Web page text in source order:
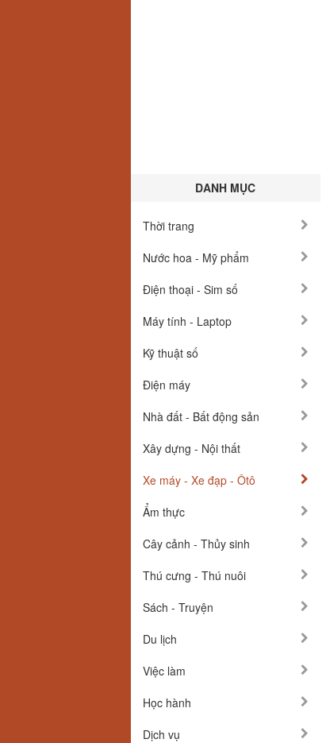
DANH MỤC
Thời trang
Nước hoa - Mỹ phẩm
Điện thoại - Sim số
Máy tính - Laptop
Kỹ thuật số
Điện máy
Nhà đất - Bất động sản
Xây dựng - Nội thất
Xe máy - Xe đạp - Ôtô
Ẩm thực
Cây cảnh - Thủy sinh
Thú cưng - Thú nuôi
Sách - Truyện
Du lịch
Việc làm
Học hành
Dịch vụ